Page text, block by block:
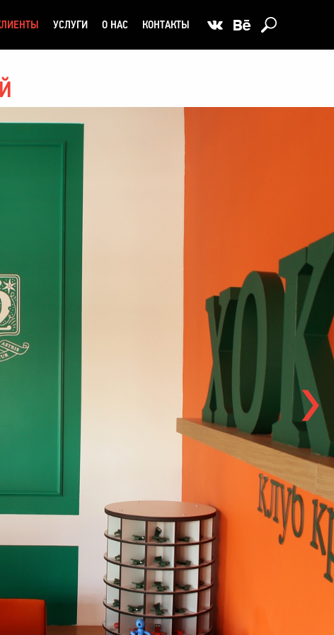
УСЛУГИ О НАС КОНТАКТЫ